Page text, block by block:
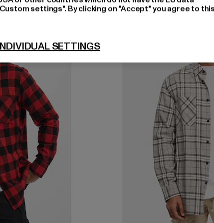
-54%
settings". By clicking on "Accept" you agree to
SETTINGS